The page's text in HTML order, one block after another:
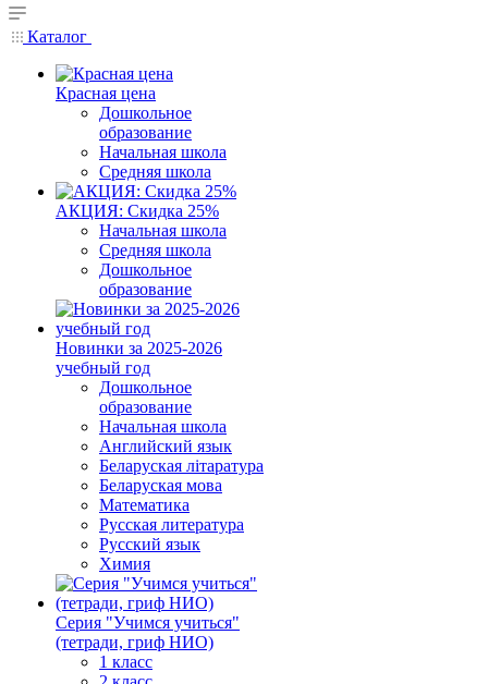
Каталог
Красная цена
Дошкольное
образование
Начальная школа
Средняя школа
АКЦИЯ: Скидка 25%
Начальная школа
Средняя школа
Дошкольное
образование
Новинки за 2025-2026
учебный год
Дошкольное
образование
Начальная школа
Английский язык
Беларуская літаратура
Беларуская мова
Математика
Русская литература
Русский язык
Химия
Серия "Учимся учиться"
(тетради, гриф НИО)
1 класс